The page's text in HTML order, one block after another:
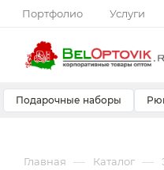
Портфолио Услуги
Подарочные наборы
Главная — Каталог —